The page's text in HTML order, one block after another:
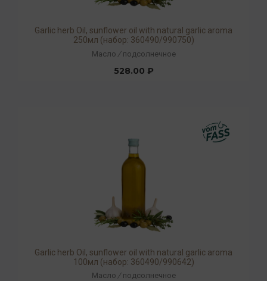
Garlic herb Oil, sunflower oil with natural garlic aroma
250мл (набор: 360490/990750)
Масло / подсолнечное
528.00 ₽
Garlic herb Oil, sunflower oil with natural garlic aroma
100мл (набор: 360490/990642)
Масло / подсолнечное